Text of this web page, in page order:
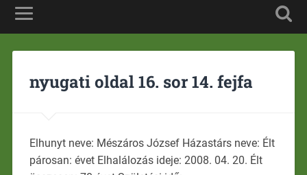
nyugati oldal 16. sor 14. fejfa
Elhunyt neve: Mészáros József Házastárs neve: Élt
párosan: évet Elhalálozás ideje: 2008. 04. 20. Élt